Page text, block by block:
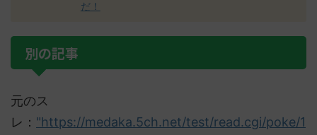
だ！
別の記事
元のス
レ： "https://medaka.5ch.net/test/read.cgi/poke/1